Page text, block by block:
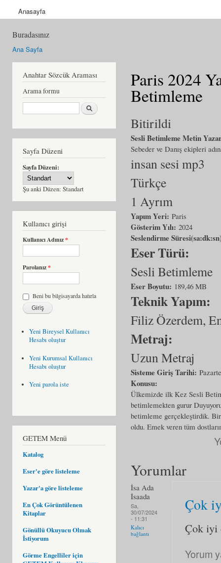
Anasayfa
Buradasınız
Ana Sayfa
Anahtar Sözcük Araması
Arama formu
Ara
Sayfa Düzeni
Sayfa Düzeni:
Şu anki Düzen: Standart
Kullanıcı girişi
Kullanıcı Adınız*
Parolanız*
Beni bu bilgisayarda hatırla
Yeni Bireysel Kullanıcı
Hesabı oluştur
Yeni Kurumsal Kullanıcı
Hesabı oluştur
Yeni parola iste
GETEM Menü
Katalog
Eser'e göre listeleme
Yazar'a göre listeleme
En Çok Görüntülenen
Kitaplar
Gönüllü Okuyucu Olmak
İstiyorum
Görme Engelliler için
Paris 2024
Betimleme
Bitirildi
Sesli Betimleme Metin
Sebeder ve Danış ekipleri
insan sesi mp3
Türkçe
1 Ayrım
Yapım Yeri: Paris
Gösterim Yılı: 2024
Seslendirme
Eser Türü:
Sesli Betimleme
Eser Boyutu: 189,46 MB
Teknik Yapım:
Filiz Özerdem,
Metraj:
Uzun Metraj
Sisteme Giriş Tarihi:
Konusu:
Ülkemizde ilk Kez Sesli
betimlemekten gurur
betimleme gerçekleştirdik.
oldu. Emek veren tüm
Yorumlar
İsa Ada
İsaada
Sa,
30/07/2024
- 11:31
Kalıcı
bağlantı
Çok
Çok iyi
Yorum